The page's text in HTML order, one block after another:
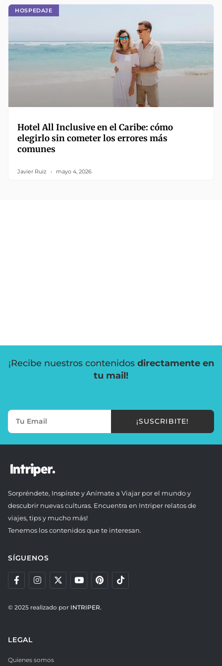
HOSPEDAJE
Hotel All Inclusive en el Caribe: cómo
elegirlo sin cometer los errores más
comunes
Javier Ruiz mayo 4, 2026
¡Recibe nuestros contenidos directamente en
tu mail!
¡SUSCRIBITE!
Sorpréndete, Inspírate y Anímate a Viajar por el mundo y
descubrir nuevas culturas. Encuentra en Intriper relatos de
viajes, tips y mucho más!
Tenemos los contenidos que te interesan.
SÍGUENOS
© 2025 realizado por INTRIPER.
LEGAL
Quienes somos